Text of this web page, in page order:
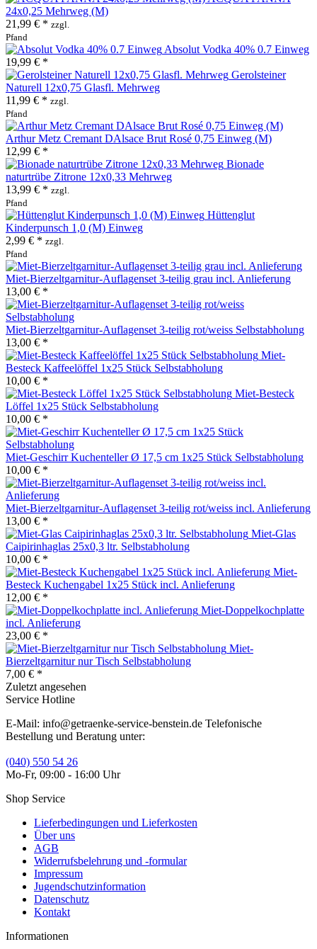
24x0,25 Mehrweg (M)
21,99 € * zzgl.
Pfand
Absolut Vodka 40% 0.7 Einweg
19,99 € *
Gerolsteiner
Naturell 12x0,75 Glasfl. Mehrweg
11,99 € * zzgl.
Pfand
Arthur Metz Cremant DAlsace Brut Rosé 0,75 Einweg (M)
12,99 € *
Bionade
naturtrübe Zitrone 12x0,33 Mehrweg
13,99 € * zzgl.
Pfand
Hüttenglut
Kinderpunsch 1,0 (M) Einweg
2,99 € * zzgl.
Pfand
Miet-Bierzeltgarnitur-Auflagenset 3-teilig grau incl. Anlieferung
13,00 € *
Miet-Bierzeltgarnitur-Auflagenset 3-teilig rot/weiss Selbstabholung
13,00 € *
Miet-
Besteck Kaffeelöffel 1x25 Stück Selbstabholung
10,00 € *
Miet-Besteck
Löffel 1x25 Stück Selbstabholung
10,00 € *
Miet-Geschirr Kuchenteller Ø 17,5 cm 1x25 Stück Selbstabholung
10,00 € *
Miet-Bierzeltgarnitur-Auflagenset 3-teilig rot/weiss incl. Anlieferung
13,00 € *
Miet-Glas
Caipirinhaglas 25x0,3 ltr. Selbstabholung
10,00 € *
Miet-
Besteck Kuchengabel 1x25 Stück incl. Anlieferung
12,00 € *
Miet-Doppelkochplatte
incl. Anlieferung
23,00 € *
Miet-
Bierzeltgarnitur nur Tisch Selbstabholung
7,00 € *
Zuletzt angesehen
Service Hotline
E-Mail: info@getraenke-service-benstein.de Telefonische
Bestellung und Beratung unter:
(040) 550 54 26
Mo-Fr, 09:00 - 16:00 Uhr
Shop Service
Lieferbedingungen und Lieferkosten
Über uns
AGB
Widerrufsbelehrung und -formular
Impressum
Jugendschutzinformation
Datenschutz
Kontakt
Informationen